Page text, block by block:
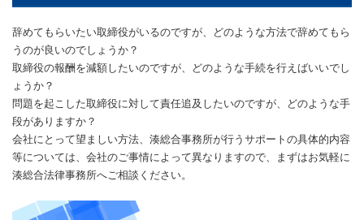
辞めてもらいたい取締役がいるのですが、どのような方法で辞めてもら
うのが良いのでしょうか？
取締役の報酬を減額したいのですが、どのような手続を行えばいいでし
ょうか？
問題を起こした取締役に対して責任追及したいのですが、どのような手
段がありますか？
会社にとって望ましい方法、湊総合事務所が行うサポートの具体的内容
等については、会社のご事情によって異なりますので、まずはお気軽に
湊総合法律事務所へご相談ください。